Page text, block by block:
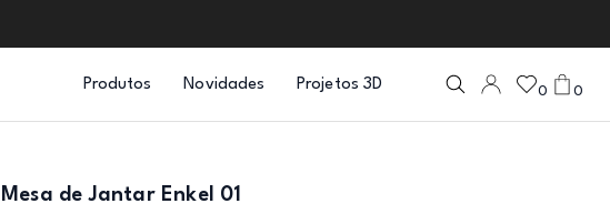
Produtos Novidades Projetos 3D 0 0
Mesa de Jantar Enkel 01